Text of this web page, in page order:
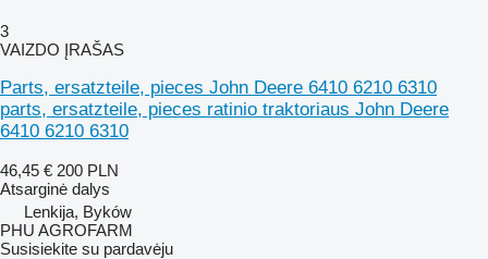
3
VAIZDO ĮRAŠAS
Parts, ersatzteile, pieces John Deere 6410 6210 6310
parts, ersatzteile, pieces ratinio traktoriaus John Deere
6410 6210 6310
46,45 € 200 PLN
Atsarginė dalys
Lenkija, Byków
PHU AGROFARM
Susisiekite su pardavėju